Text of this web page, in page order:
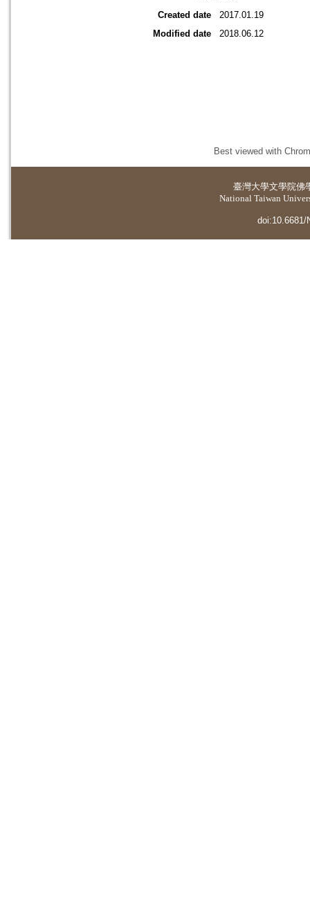
Created date
2017.01.19
Modified date
2018.06.12
Best viewed with
臺灣大學文學院佛
National Taiwan
doi:10.6681/